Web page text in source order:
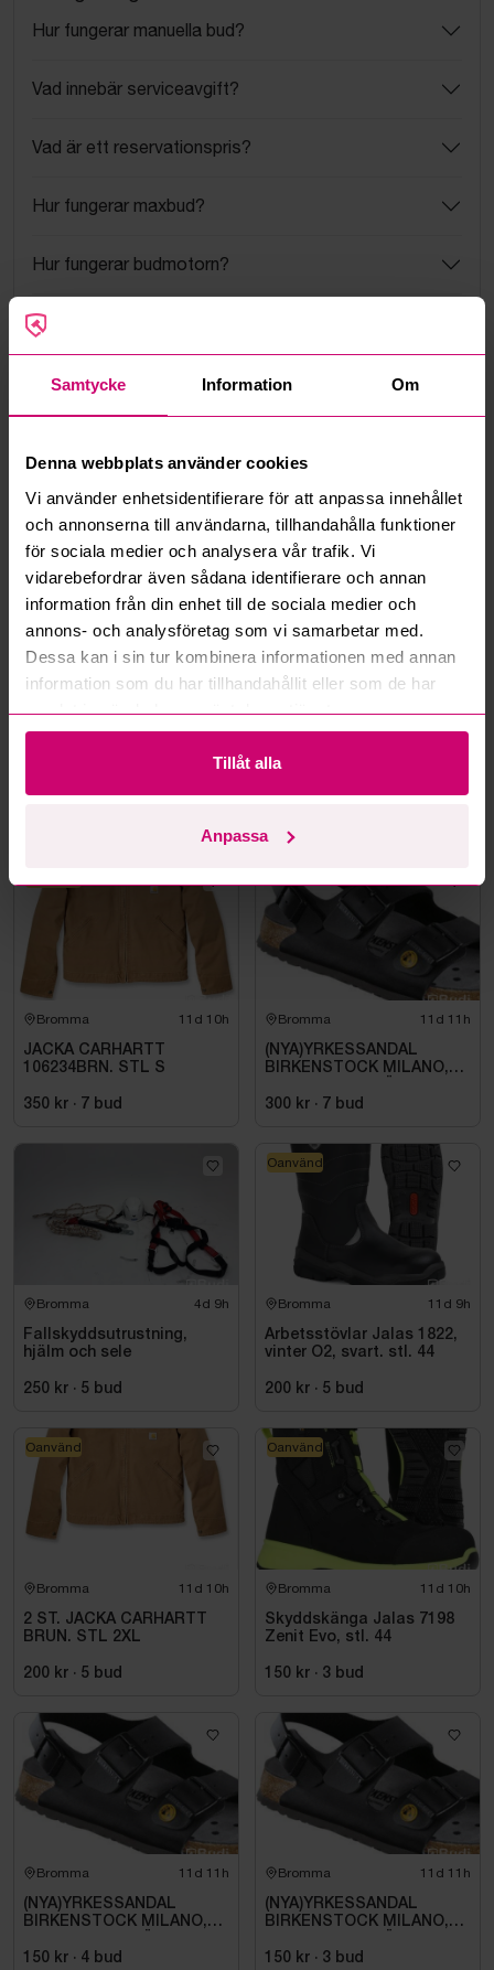
Samtycke Information Om
Denna webbplats använder cookies
Vi använder enhetsidentifierare för att anpassa innehållet
och annonserna till användarna, tillhandahålla funktioner
för sociala medier och analysera vår trafik. Vi
vidarebefordrar även sådana identifierare och annan
information från din enhet till de sociala medier och
annons- och analysföretag som vi samarbetar med.
Dessa kan i sin tur kombinera informationen med annan
information som du har tillhandahållit eller som de har
samlat in när du har använt deras tjänster.
Tillåt alla
Anpassa
Hur fungerar manuella bud?
Vad innebär serviceavgift?
Vad är ett reservationspris?
Hur fungerar maxbud?
Hur fungerar budmotorn?
Kan jag ångra ett bud?
Kan ni frakta mina vunna objekt?
Mer från samma kategori
Bromma 11d 11h Bromma 11d 10h
Skyddskänga Jalas 7198
Bromma 11d 10h
JACKA CARHARTT
106234BRN. STL S
350 kr · 7 bud
Bromma 11d 11h
(NYA)YRKESSANDAL
BIRKENSTOCK MILANO,
SVART. STL 42
300 kr · 7 bud
Bromma 4d 9h
Fallskyddsutrustning,
hjälm och sele
250 kr · 5 bud
Bromma 11d 9h
Arbetsstövlar Jalas 1822,
vinter O2, svart. stl. 44
200 kr · 5 bud
Oanvänd
Bromma 11d 10h
2 ST. JACKA CARHARTT
BRUN. STL 2XL
200 kr · 5 bud
Oanvänd
Bromma 11d 10h
Skyddskänga Jalas 7198
Zenit Evo, stl. 44
150 kr · 3 bud
Oanvänd
Bromma 11d 11h
(NYA)YRKESSANDAL
BIRKENSTOCK MILANO,
SVART. STL 42
150 kr · 4 bud
Bromma 11d 11h
(NYA)YRKESSANDAL
BIRKENSTOCK MILANO,
SVART. STL 42
150 kr · 3 bud